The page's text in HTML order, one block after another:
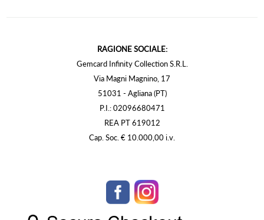
RAGIONE SOCIALE:
Gemcard Infinity Collection S.R.L.
Via Magni Magnino, 17
51031 - Agliana (PT)
P.I.: 02096680471
REA PT 619012
Cap. Soc. € 10.000,00 i.v.